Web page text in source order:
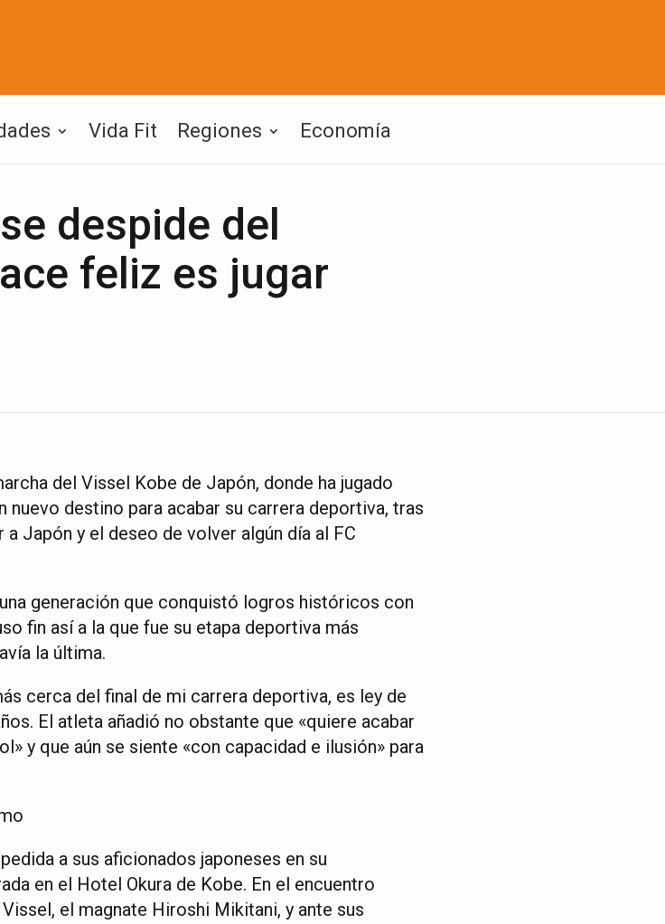
Vida Fit Regiones Economía
despide del
feliz es jugar
del Vissel Kobe de Japón, donde ha jugado
nuevo destino para acabar su carrera deportiva, tras
Japón y el deseo de volver algún día al FC
generación que conquistó logros históricos con
fin así a la que fue su etapa deportiva más
la última.
cerca del final de mi carrera deportiva, es ley de
El atleta añadió no obstante que «quiere acabar
y que aún se siente «con capacidad e ilusión» para
a sus aficionados japoneses en su
en el Hotel Okura de Kobe. En el encuentro
el magnate Hiroshi Mikitani, y ante sus